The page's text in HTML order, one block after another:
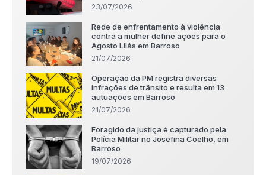
23/07/2026
Rede de enfrentamento à violência
contra a mulher define ações para o
Agosto Lilás em Barroso
21/07/2026
Operação da PM registra diversas
infrações de trânsito e resulta em 13
autuações em Barroso
21/07/2026
Foragido da justiça é capturado pela
Polícia Militar no Josefina Coelho, em
Barroso
19/07/2026